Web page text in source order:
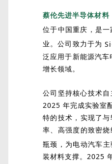
蔡伦先进半导体材
位于中国重庆，是
业。公司致力于为
泛应用于新能源汽
增长领域。
公司坚持核心技术
2025 年完成实验室
特的技术，实现了
率、高强度的致密
瓶颈，为电动汽车
装材料支撑。2025